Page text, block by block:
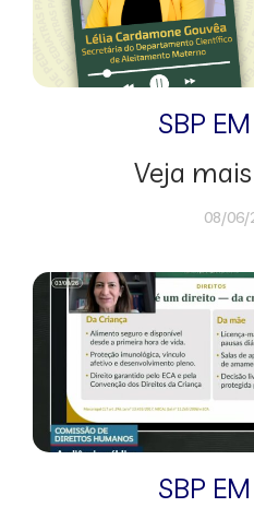
SBP
Veja
08/06/
SBP